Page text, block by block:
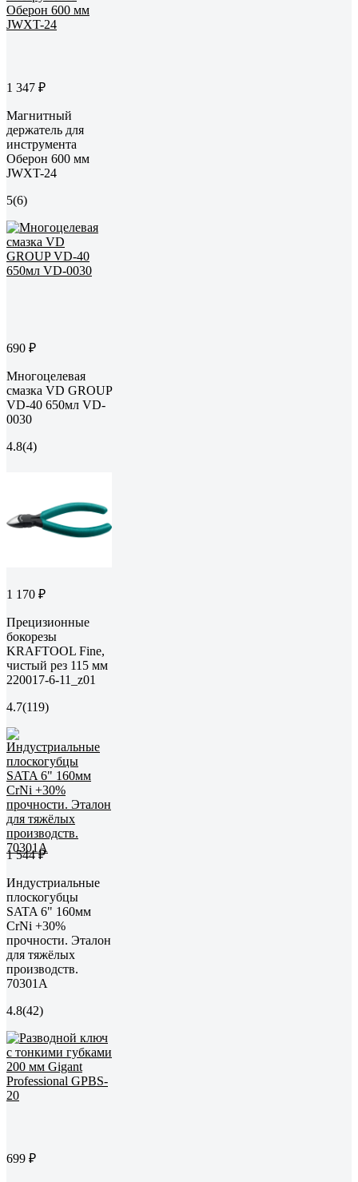
1 347 ₽
Магнитный
держатель для
инструмента
Оберон 600 мм
JWXT-24
5(6)
690 ₽
Многоцелевая
смазка VD GROUP
VD-40 650мл VD-
0030
4.8(4)
1 170 ₽
Прецизионные
бокорезы
KRAFTOOL Fine,
чистый рез 115 мм
220017-6-11_z01
4.7(119)
1 544 ₽
Индустриальные
плоскогубцы
SATA 6" 160мм
CrNi +30%
прочности. Эталон
для тяжёлых
производств.
70301A
4.8(42)
699 ₽